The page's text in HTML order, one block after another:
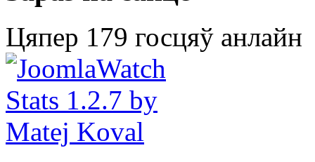
Цяпер 179 госцяў анлайн